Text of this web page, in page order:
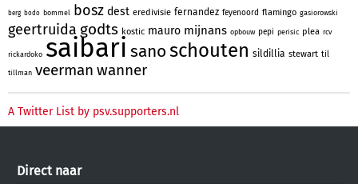
berg bodo bommel bosz dest eredivisie fernandez feyenoord flamingo gasiorowski
geertruida godts kostic mauro mijnans opbouw pepi perisic plea rcv
rickardoko saibari sanoschouten sildillia stewart til
tillman veerman wanner
A Twitter List by psv.supporters.nl
Direct naar